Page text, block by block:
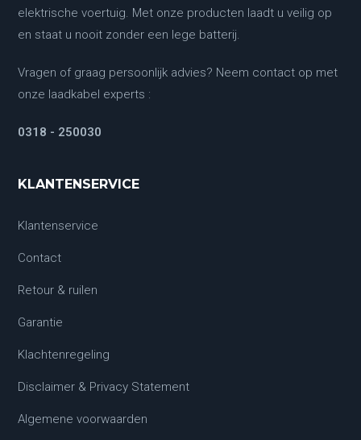
elektrische voertuig. Met onze producten laadt u veilig op
en staat u nooit zonder een lege batterij.
Vragen of graag persoonlijk advies? Neem contact op met
onze laadkabel experts :
0318 - 250030
KLANTENSERVICE
Klantenservice
Contact
Retour & ruilen
Garantie
Klachtenregeling
Disclaimer & Privacy Statement
Algemene voorwaarden